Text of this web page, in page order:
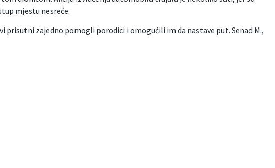
mjestu nesreće.
prisutni zajedno pomogli porodici i omogućili im da nastave put. Senad M.,